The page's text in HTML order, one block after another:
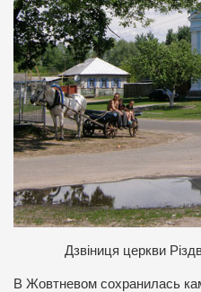
Дзвіниця церкви
В Жовтневом сохранилась